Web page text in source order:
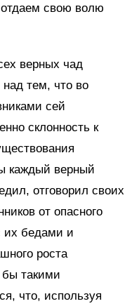
отдаем свою волю
верных чад
над тем, что во
сей
склонность к
каждый верный
отговорил своих
от опасного
их бедами и
роста
бы такими
что, используя